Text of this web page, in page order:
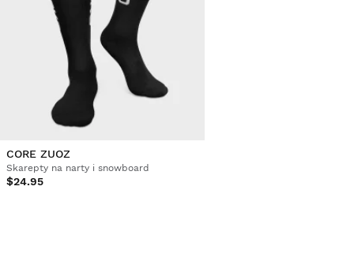
CORE ZUOZ
Skarepty na narty i snowboard
$24.95